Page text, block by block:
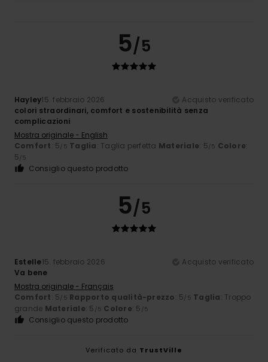
5/5
Hayley15. febbraio 2026
Acquisto verificato
colori straordinari, comfort e sostenibilità senza
complicazioni
Mostra originale - English
Comfort: 5/5 Taglia: Taglia perfetta Materiale: 5/5 Colore:
5/5
Consiglio questo prodotto
5/5
Estelle15. febbraio 2026
Acquisto verificato
Va bene
Mostra originale - Français
Comfort: 5/5 Rapporto qualità-prezzo: 5/5 Taglia: Troppo
grande Materiale: 5 /5 Colore: 5 /5
Consiglio questo prodotto
Verificato da TrustVille